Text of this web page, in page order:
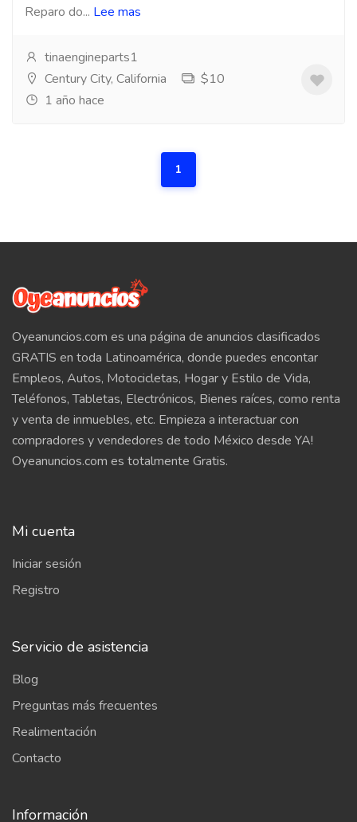
Reparo do... Lee mas
tinaengineparts1
Century City, California
$10
1 año hace
1
Oyeanuncios.com es una página de anuncios clasificados
GRATIS en toda Latinoamérica, donde puedes encontar
Empleos, Autos, Motocicletas, Hogar y Estilo de Vida,
Teléfonos, Tabletas, Electrónicos, Bienes raíces, como renta
y venta de inmuebles, etc. Empieza a interactuar con
compradores y vendedores de todo México desde YA!
Oyeanuncios.com es totalmente Gratis.
Mi cuenta
Iniciar sesión
Registro
Servicio de asistencia
Blog
Preguntas más frecuentes
Realimentación
Contacto
Información